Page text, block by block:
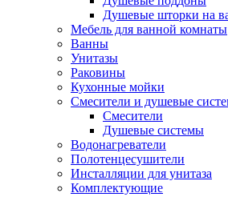
Душевые шторки на
Мебель для ванной комнаты
Ванны
Унитазы
Раковины
Кухонные мойки
Смесители и душевые
Смесители
Душевые системы
Водонагреватели
Полотенцесушители
Инсталляции для унитаза
Комплектующие